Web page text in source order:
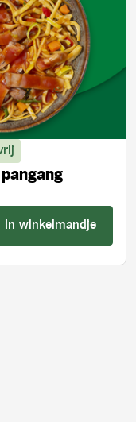
In winkelmandje